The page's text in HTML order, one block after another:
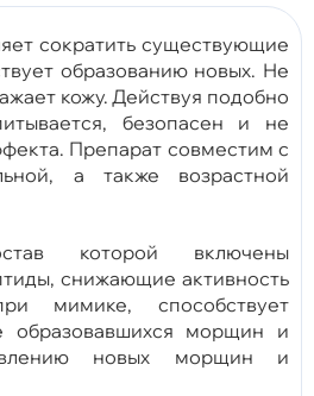
сократить существующие
образованию новых. Не
кожу. Действуя подобно
безопасен и не
Препарат совместим с
а также возрастной
которой включены
снижающие активность
мимике, способствует
образовавшихся морщин и
новых морщин и